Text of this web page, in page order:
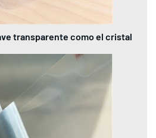
transparente como el cristal